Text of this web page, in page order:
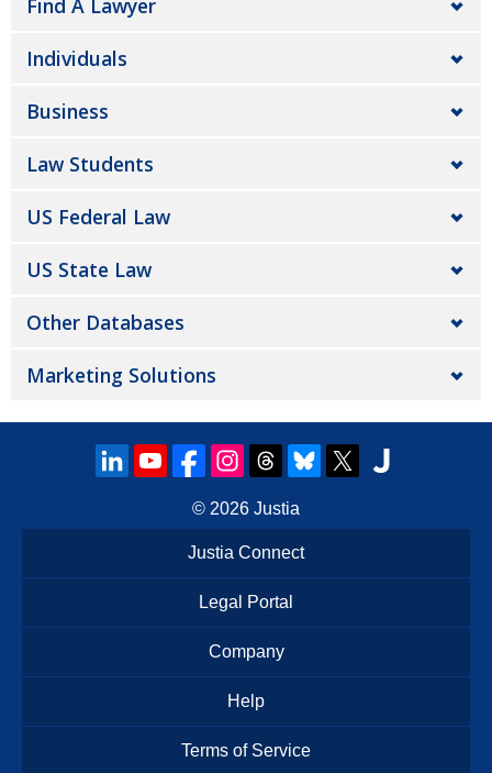
Find A Lawyer
Individuals
Business
Law Students
US Federal Law
US State Law
Other Databases
Marketing Solutions
© 2026 Justia
Justia Connect
Legal Portal
Company
Help
Terms of Service